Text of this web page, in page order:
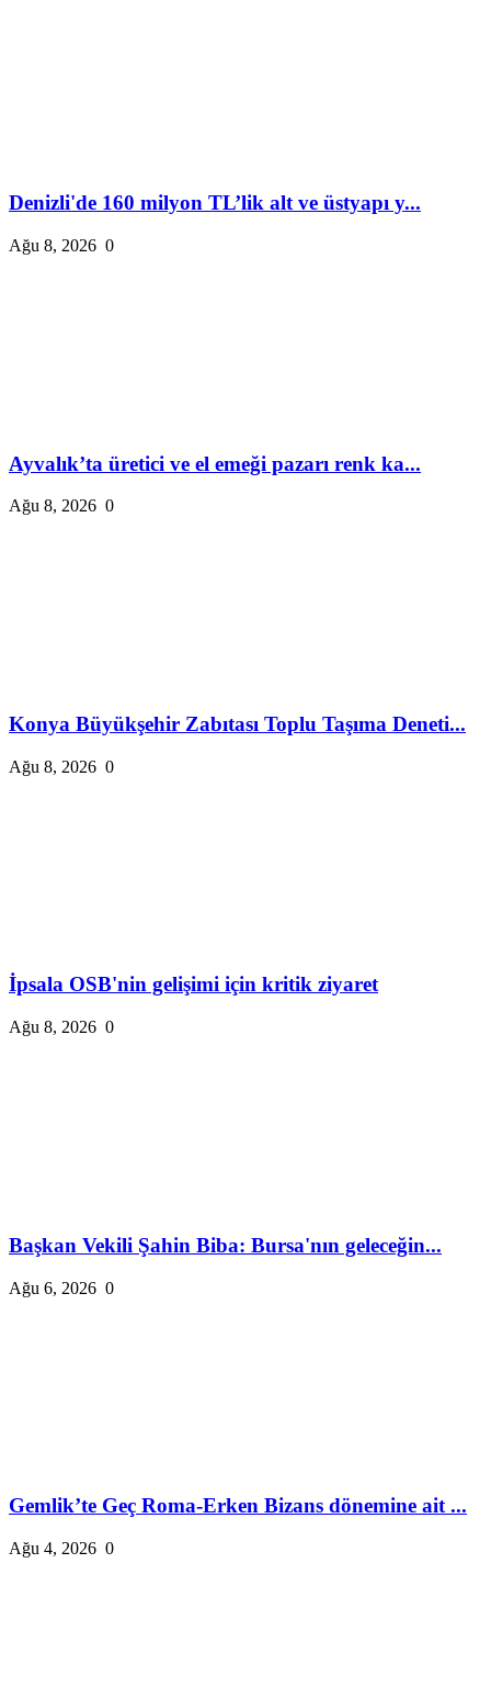
Denizli'de 160 milyon TL’lik alt ve üstyapı y...
Ağu 8, 2026 0
Ayvalık’ta üretici ve el emeği pazarı renk ka...
Ağu 8, 2026 0
Konya Büyükşehir Zabıtası Toplu Taşıma Deneti...
Ağu 8, 2026 0
İpsala OSB'nin gelişimi için kritik ziyaret
Ağu 8, 2026 0
Başkan Vekili Şahin Biba: Bursa'nın geleceğin...
Ağu 6, 2026 0
Gemlik’te Geç Roma-Erken Bizans dönemine ait ...
Ağu 4, 2026 0